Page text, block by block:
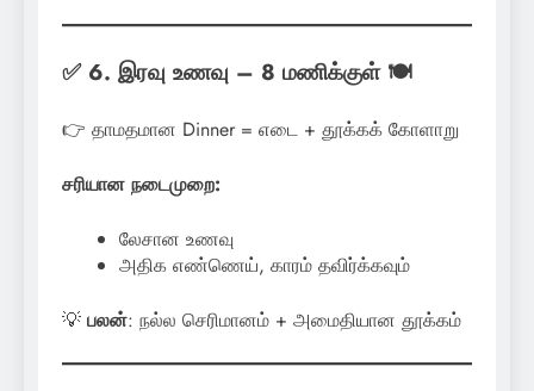
✅ 6. இரவு உணவு – 8 மணிக்குள் 🍽️
👉 தாமதமான Dinner = எடை + தூக்கக் கோளாறு
சரியான நடைமுறை:
லேசான உணவு
அதிக எண்ணெய், காரம் தவிர்க்கவும்
💡 பலன்: நல்ல செரிமானம் + அமைதியான தூக்கம்